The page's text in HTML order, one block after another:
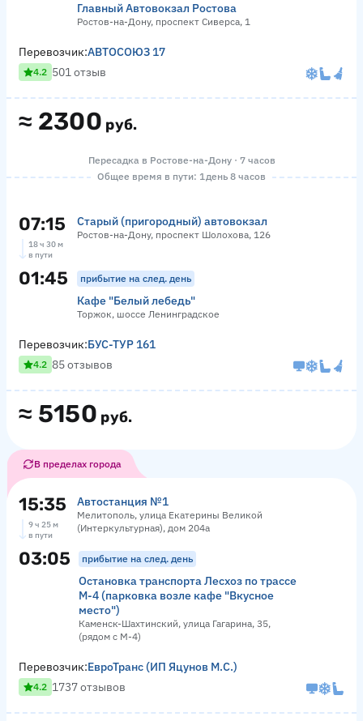
Главный Автовокзал Ростова
Ростов-на-Дону, проспект Сиверса, 1
≈ 2300 руб.
Перевозчик:АВТОСОЮЗ 17
4.2 501 отзыв
Пересадка в Ростове-на-Дону · 7 часов
Общее время в пути: 1 день 8 часов
07:15 Старый (пригородный) автовокзал
Ростов-на-Дону, проспект Шолохова, 126
18 ч 30 м
в пути
01:45 прибытие на след. день
Кафе "Белый лебедь"
Торжок, шоссе Ленинградское
≈ 5150 руб.
Перевозчик:БУС-ТУР 161
4.2 85 отзывов
В пределах города
15:35 Автостанция №1
Мелитополь, улица Екатерины Великой
(Интеркультурная), дом 204а
9 ч 25 м
в пути
03:05 прибытие на след. день
Остановка транспорта Лесхоз по трассе
М-4 (парковка возле кафе "Вкусное
место")
Каменск-Шахтинский, улица Гагарина, 35,
(рядом с М-4)
Перевозчик:ЕвроТранс (ИП Яцунов М.С.)
4.2 1737 отзывов